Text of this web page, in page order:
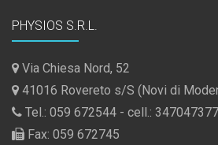
PHYSIOS S.R.L.
Via Chiesa Nord, 52
41016 Rovereto s/S (Novi di
Tel.: 059 672544 - cell.:
Fax: 059 672745